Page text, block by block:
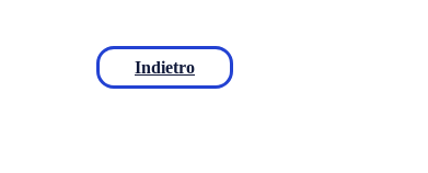
Indietro